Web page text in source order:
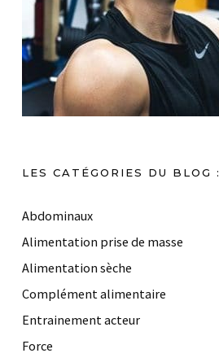
LES CATÉGORIES DU BLOG :
Abdominaux
Alimentation prise de masse
Alimentation sèche
Complément alimentaire
Entrainement acteur
Force